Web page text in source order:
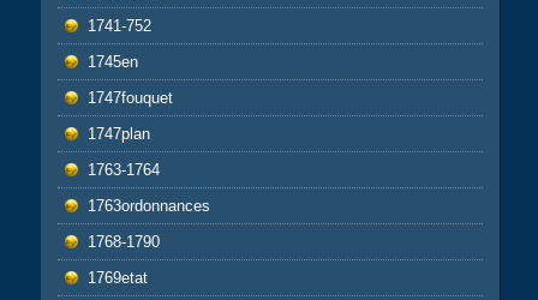
1741-752
1745en
1747fouquet
1747plan
1763-1764
1763ordonnances
1768-1790
1769etat